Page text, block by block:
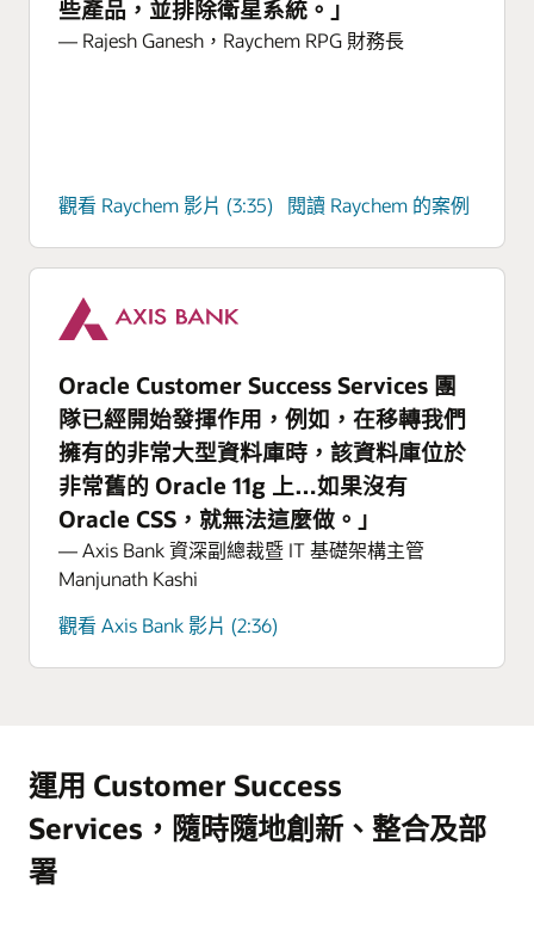
些產品，並排除衛星系統。」
— Rajesh Ganesh，Raychem RPG 財務長
觀看 Raychem 影片 (3:35) 閱讀 Raychem 的案例
Oracle Customer Success Services 團
隊已經開始發揮作用，例如，在移轉我們
擁有的非常大型資料庫時，該資料庫位於
非常舊的 Oracle 11g 上…如果沒有
Oracle CSS，就無法這麼做。」
— Axis Bank 資深副總裁暨 IT 基礎架構主管
Manjunath Kashi
觀看 Axis Bank 影片 (2:36)
運用 Customer Success
Services，隨時隨地創新、整合及部
署